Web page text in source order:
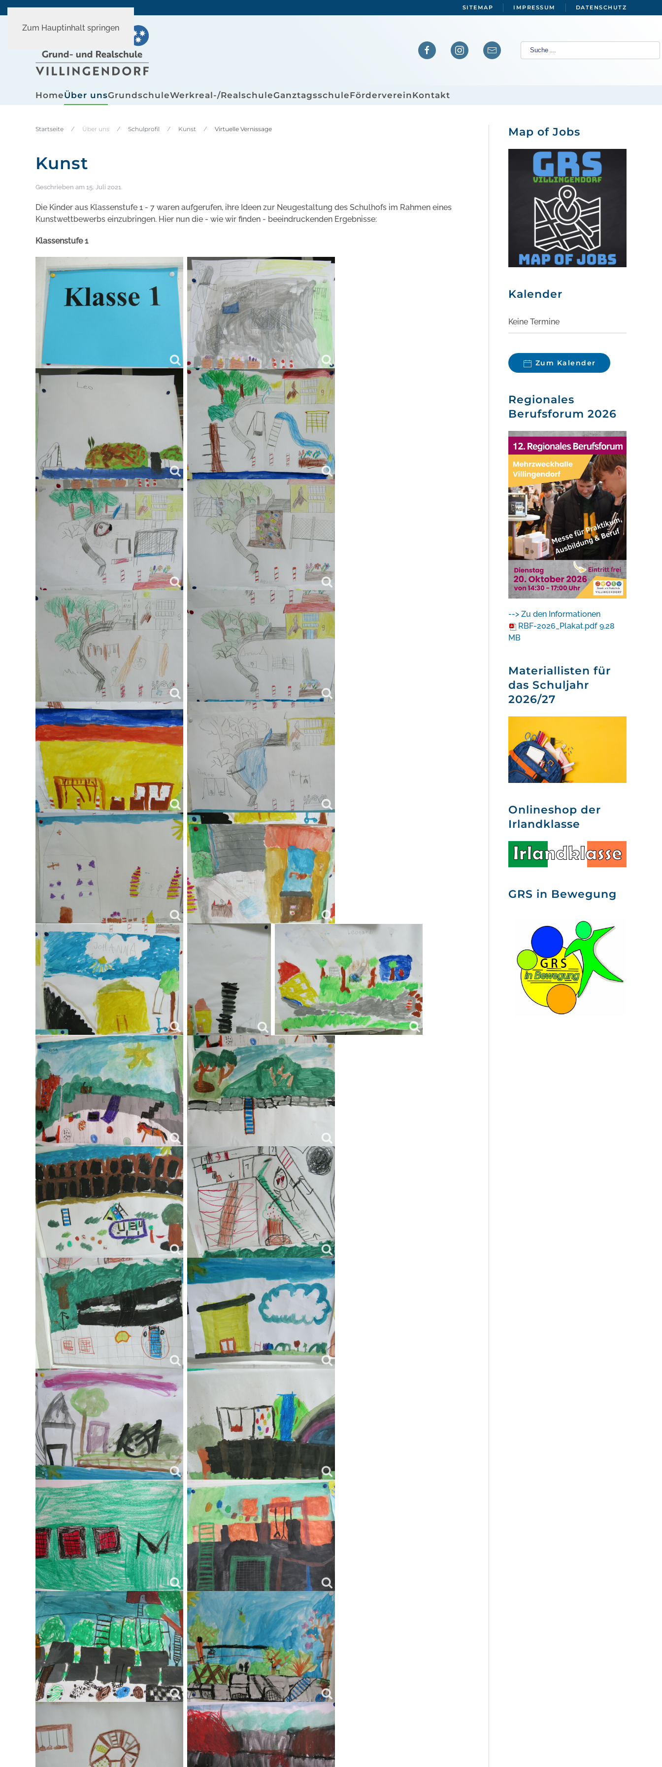
Zum Hauptinhalt springen
SITEMAP IMPRESSUM DATENSCHUTZ
HomeÜber unsGrundschuleWerkreal-/RealschuleGanztagsschuleFördervereinKontakt
Startseite Über uns Schulprofil Kunst Virtuelle Vernissage
Kunst
Geschrieben am 15. Juli 2021.
Die Kinder aus Klassenstufe 1 - 7 waren aufgerufen, ihre Ideen zur Neugestaltung des Schulhofs im Rahmen eines
Kunstwettbewerbs einzubringen. Hier nun die - wie wir finden - beeindruckenden Ergebnisse:
Klassenstufe 1
Map of Jobs
Kalender
Keine Termine
Zum Kalender
Regionales
Berufsforum 2026
--> Zu den Informationen
RBF-2026_Plakat.pdf 9.28
MB
Materiallisten für
das Schuljahr
2026/27
Onlineshop der
Irlandklasse
GRS in Bewegung